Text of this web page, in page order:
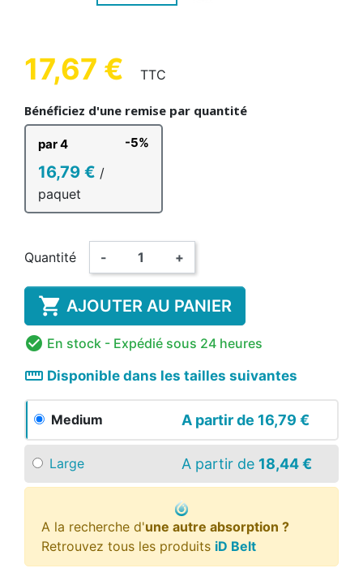
17,67 € TTC
Bénéficiez d'une remise par quantité
par 4 -5%
16,79 € /
paquet
Quantité - +
 AJOUTER AU PANIER
 En stock - Expédié sous 24 heures
straighten Disponible dans les tailles suivantes
Medium A partir de 16,79 €
Large A partir de 18,44 €
A la recherche d'une autre absorption ?
Retrouvez tous les produits iD Belt